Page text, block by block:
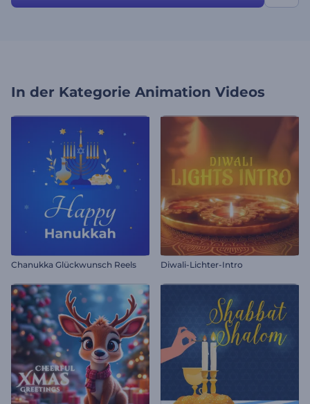
In der Kategorie Animation Videos
Chanukka Glückwunsch Reels Diwali-Lichter-Intro